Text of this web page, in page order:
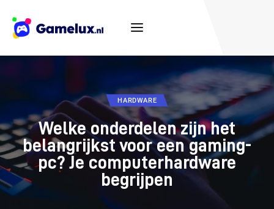
Consoles
Populair
HARDWARE
Welke onderdelen zijn het
belangrijkst voor een gaming-
pc? Je computerhardware
begrijpen